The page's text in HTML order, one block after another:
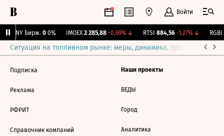
Войти
CNY Бирж. 0 0% IMOEX 2 285,88 -0,69%↓ RTSI 884,56 -1,27%↓ RGBI
Ситуация на топливном рынке: меры, динамика, прогнозы
Подписка
Реклама
РФРИТ
Справочник компаний
Наши проекты
ВЕДЫ
Город
Аналитика